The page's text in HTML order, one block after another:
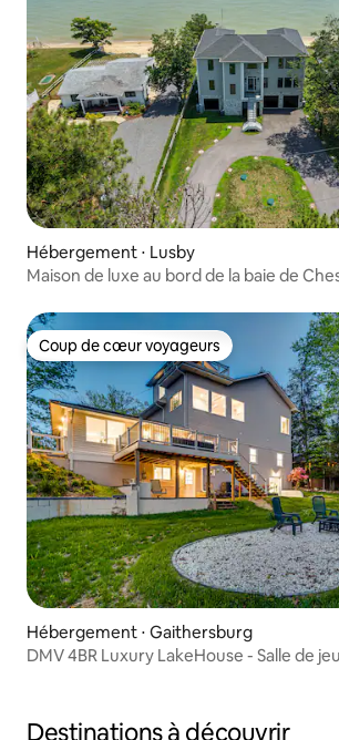
Hébergement ⋅ Lusby
Maison de luxe au bord de la baie de
Coup de cœur voyageurs
Coup de cœur voyageurs
Hébergement ⋅ Gaithersburg
DMV 4BR Luxury LakeHouse - Salle de
Destinations à découvrir